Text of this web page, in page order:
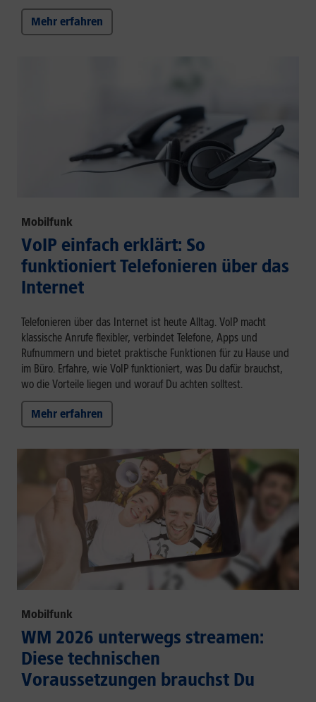
Mehr erfahren
Mobilfunk
VoIP einfach erklärt: So
funktioniert Telefonieren über das
Internet
Telefonieren über das Internet ist heute Alltag. VoIP macht
klassische Anrufe flexibler, verbindet Telefone, Apps und
Rufnummern und bietet praktische Funktionen für zu Hause und
im Büro. Erfahre, wie VoIP funktioniert, was Du dafür brauchst,
wo die Vorteile liegen und worauf Du achten solltest.
Mehr erfahren
Mobilfunk
WM 2026 unterwegs streamen:
Diese technischen
Voraussetzungen brauchst Du